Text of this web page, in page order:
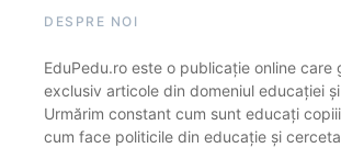
DESPRE NOI
EduPedu.ro este o publicație online care
exclusiv articole din domeniul educației
Urmărim constant cum sunt educați
cum face politicile din educație și